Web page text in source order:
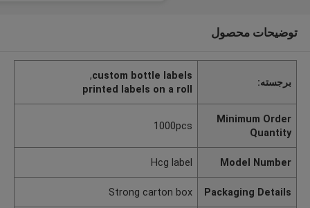
توضیحات محصول
برجسته:
custom bottle labels
,
printed labels on a roll
Minimum Order
Quantity
1000pcs
Model Number
Hcg label
Packaging Details
Strong carton box